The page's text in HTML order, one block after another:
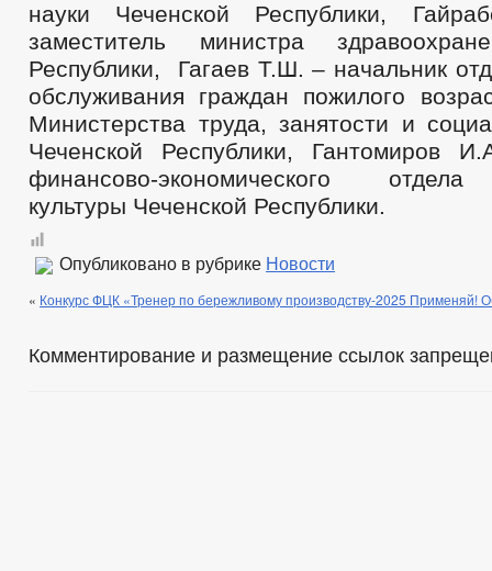
науки Чеченской Республики,
заместитель министра
Республики, Гагаев Т.Ш. – начальник
обслуживания граждан пожилого
Министерства труда, занятости и
Чеченской Республики, Гантомиров
финансово-экономического
культуры Чеченской Республики.
Опубликовано в рубрике Новости
« Конкурс ФЦК «Тренер по бережливому производству-2025 Применяй!
Комментирование и размещение ссылок